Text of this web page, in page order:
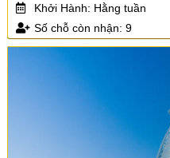
Khởi Hành: Hằng tuần
Số chỗ còn nhận: 9